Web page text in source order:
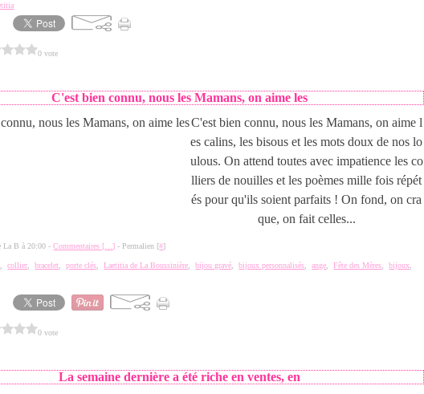
0 vote
C'est bien connu, nous les Mamans, on aime les
C'est bien connu, nous les Mamans, on aime l
es calins, les bisous et les mots doux de nos lo
ulous. On attend toutes avec impatience les co
lliers de nouilles et les poèmes mille fois répét
és pour qu'ils soient parfaits ! On fond, on cra
que, on fait celles...
La B à 20:00 -Commentaires [ …] - Permalien [#]
,collier,bracelet ,porte clés ,Laetitia de La Boussinière ,bijou gravé ,bijoux personnalisés ,ange ,Fête des Mères ,bijoux
0 vote
La semaine dernière a été riche en ventes, en